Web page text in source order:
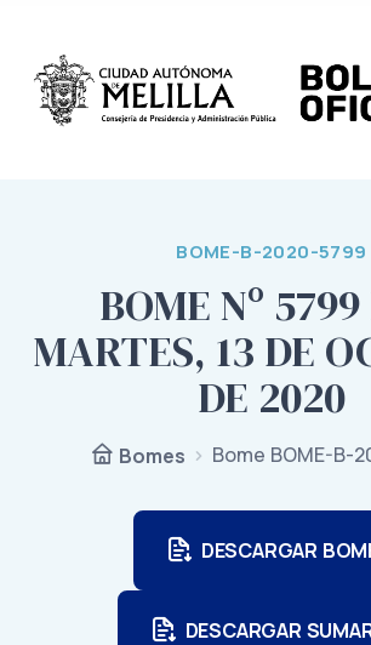
BOME-B-2020-5799
BOME Nº
MARTES, 13 DE
DE 2020
Bomes Bome BOME-B-
DESCARGAR
DESCARGAR